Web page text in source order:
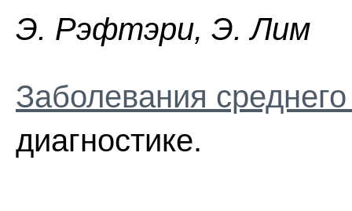
Э. Pэфтэpи, Э. Лим
Заболевания
диагностике.